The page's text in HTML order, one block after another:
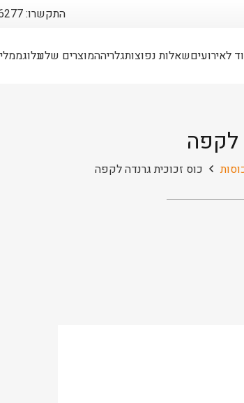
התקשרו: 077-996-6277
לאירועיםשאלות נפוצותגלריההמוצרים שלנובלוג
לקפה
כוס זכוכית גרנדה לקפה